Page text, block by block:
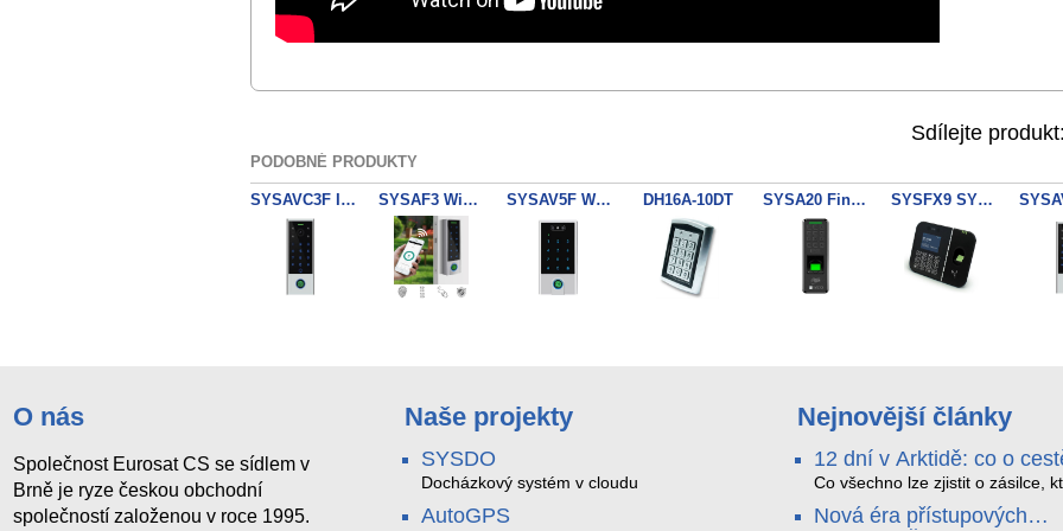
Sdílejte produkt:
PODOBNÉ PRODUKTY
SYSAVC3F Interkom WiFi Tuya Finger/Key/EM Reader WG SYSAF3 WiFi Tuya Finger/Key/EM Reader WG SYSAV5F WiFi Tuya Face/Finger/Key/EM+MF Reader WG DH16A-10DT SYSA20 Finger/Key/EM Reader SYSFX9 SYSDO docházkový a přístupový terminál
O nás
Společnost Eurosat CS se sídlem v
Brně je ryze českou obchodní
společností založenou v roce 1995.
Naše projekty
SYSDO
Docházkový systém v cloudu
AutoGPS
Nejnovější články
12 dní v Arktidě: co o
na Nordkapp řekla data ze
SMARTBOX 2 MAX
Co všechno lze zjistit o zásilce,
SMARTBOX 2 MAX jsme vzali na
Nová éra přístupových